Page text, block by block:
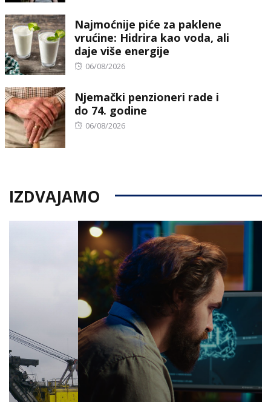
Najmoćnije piće za paklene
vrućine: Hidrira kao voda, ali
daje više energije
Posted
06/08/2026
Njemački penzioneri rade i
do 74. godine
Posted
06/08/2026
IZDVAJAMO